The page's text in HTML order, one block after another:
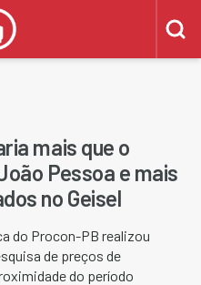
mais que o
Pessoa e mais
no Geisel
do Procon-PB realizou
de preços de
do período